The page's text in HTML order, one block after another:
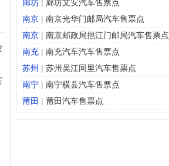
廊坊 | 廊坊文安汽车售票点
南京 | 南京光华门邮局汽车售票点
南京 | 南京邮政局挹江门邮局汽车售票点
南充 | 南充汽车汽车售票点
苏州 | 苏州吴江同里汽车售票点
南宁 | 南宁横县汽车售票点
莆田 | 莆田汽车售票点